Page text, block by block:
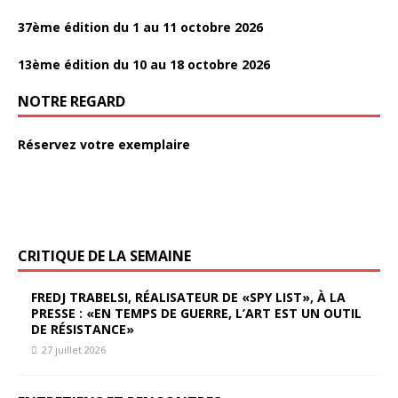
37ème édition du 1 au 11 octobre 2026
13ème édition du 10 au 18 octobre 2026
NOTRE REGARD
Réservez votre exemplaire
CRITIQUE DE LA SEMAINE
FREDJ TRABELSI, RÉALISATEUR DE «SPY LIST», À LA
PRESSE : «EN TEMPS DE GUERRE, L’ART EST UN OUTIL
DE RÉSISTANCE»
27 juillet 2026